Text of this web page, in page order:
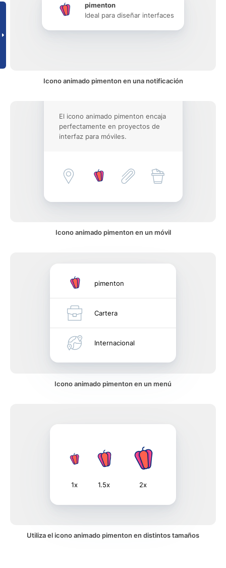
pimenton
Ideal para diseñar interfaces
Icono animado pimenton en una notificación
El icono animado pimenton encaja
perfectamente en proyectos de
interfaz para móviles.
Icono animado pimenton en un móvil
pimenton
Cartera
Internacional
Icono animado pimenton en un menú
1x 1.5x 2x
Utiliza el icono animado pimenton en distintos tamaños